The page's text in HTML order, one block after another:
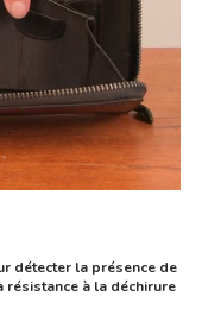
détecter la présence de
résistance à la déchirure